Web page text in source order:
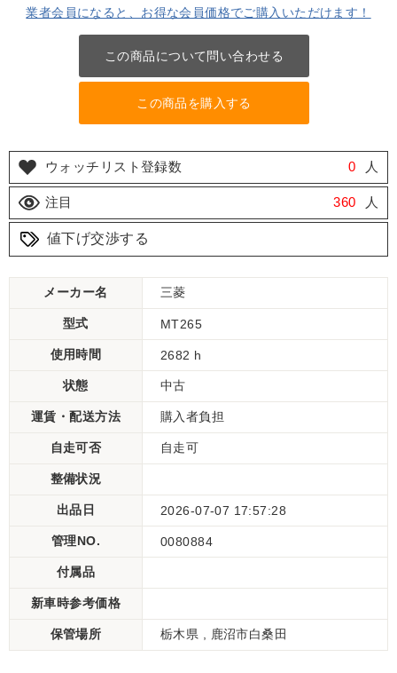
業者会員になると、お得な会員価格でご購入いただけます！
この商品について問い合わせる
この商品を購入する
ウォッチリスト登録数 0 人
注目 360 人
値下げ交渉する
メーカー名 三菱
型式 MT265
使用時間 2682 h
状態 中古
運賃・配送方法 購入者負担
自走可否 自走可
整備状況
出品日 2026-07-07 17:57:28
管理NO. 0080884
付属品
新車時参考価格
保管場所 栃木県 , 鹿沼市白桑田